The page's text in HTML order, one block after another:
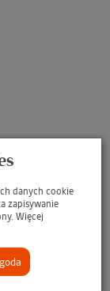
0.5oz #07
danych cookie
zapisywanie
Więcej